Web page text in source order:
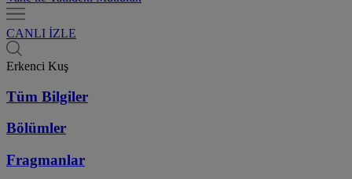
CANLI İZLE
Erkenci Kuş
Tüm Bilgiler
Bölümler
Fragmanlar